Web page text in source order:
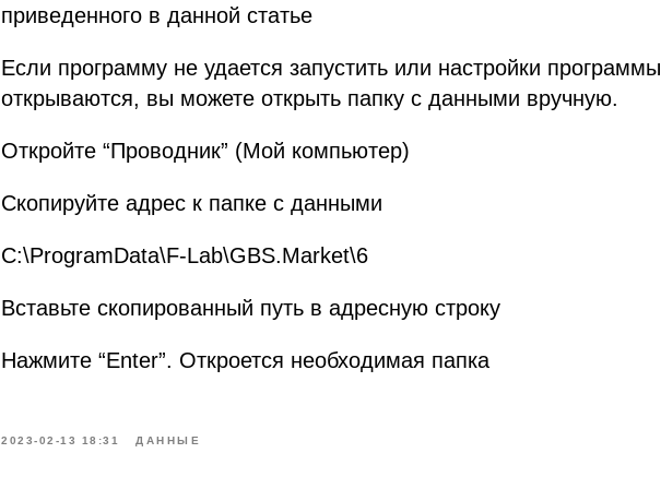
приведенного в данной статье
Если программу не удается запустить или настройки
открываются, вы можете открыть папку с данными вручную.
Откройте “Проводник” (Мой компьютер)
Скопируйте адрес к папке с данными
C:\ProgramData\F-Lab\GBS.Market\6
Вставьте скопированный путь в адресную строку
Нажмите “Enter”. Откроется необходимая папка
2023-02-13 18:31 ДАННЫЕ